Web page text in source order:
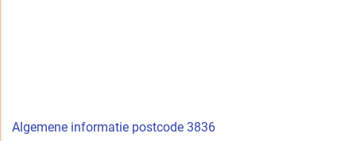
Algemene informatie postcode 3836